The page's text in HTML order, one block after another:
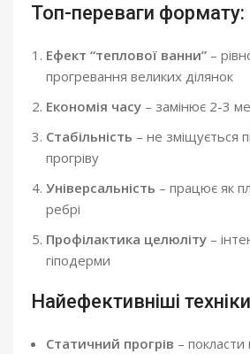
Топ-переваги формату:
Ефект “теплової ванни” –
прогревання великих ділянок
Економія часу – замінює 2-3
Стабільність – не зміщується
прогріву
Універсальність – працює як
ребрі
Профілактика целюліту –
гіподерми
Найефективніші
Статичний прогрів –